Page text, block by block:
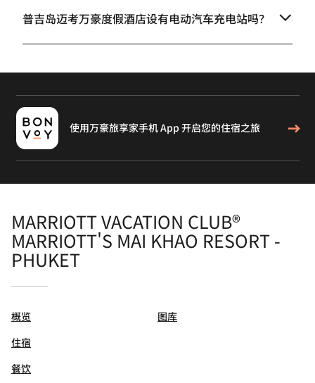
普吉岛迈考万豪度假酒店设有电动汽车充电站吗？
使用万豪旅享家手机 App 开启您的住宿之旅
MARRIOTT VACATION CLUB®
MARRIOTT'S MAI KHAO RESORT -
PHUKET
概览
住宿
餐饮
图库